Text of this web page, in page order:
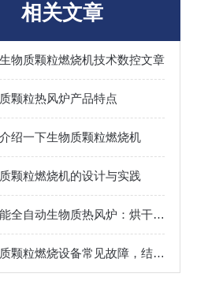
相关文章
物质颗粒燃烧机技术数控文章
颗粒热风炉产品特点
绍一下生物质颗粒燃烧机
颗粒燃烧机的设计与实践
多功能全自动生物质热风炉：烘干、加热、供暖一机多用，提升生产效率
生物质颗粒燃烧设备常见故障，结焦熄火排烟异常原因排查维修方法